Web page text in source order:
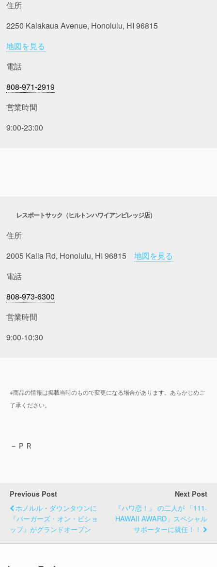
住所
2250 Kalakaua Avenue, Honolulu, HI 96815
地図を見る
電話
808-971-2919
営業時間
9:00-23:00
レスポートサック（ヒルトンハワイアンビレッジ店）
住所
2005 Kalia Rd, Honolulu, HI 96815地図を見る
電話
808-973-6300
営業時間
9:00-10:30
※商品の情報は掲載当時のもので変更になる場合があります。あらかじめご
了承ください。
－ＰＲ
Previous Post
ホノルル・ダウンタウンに
『バーガーズ・オン・ビショ
ップ』がグランドオープン
Next Post
『ハワ恋！』 の二人が 「111-
HAWAII AWARD」スペシャル
サポーターに就任！！